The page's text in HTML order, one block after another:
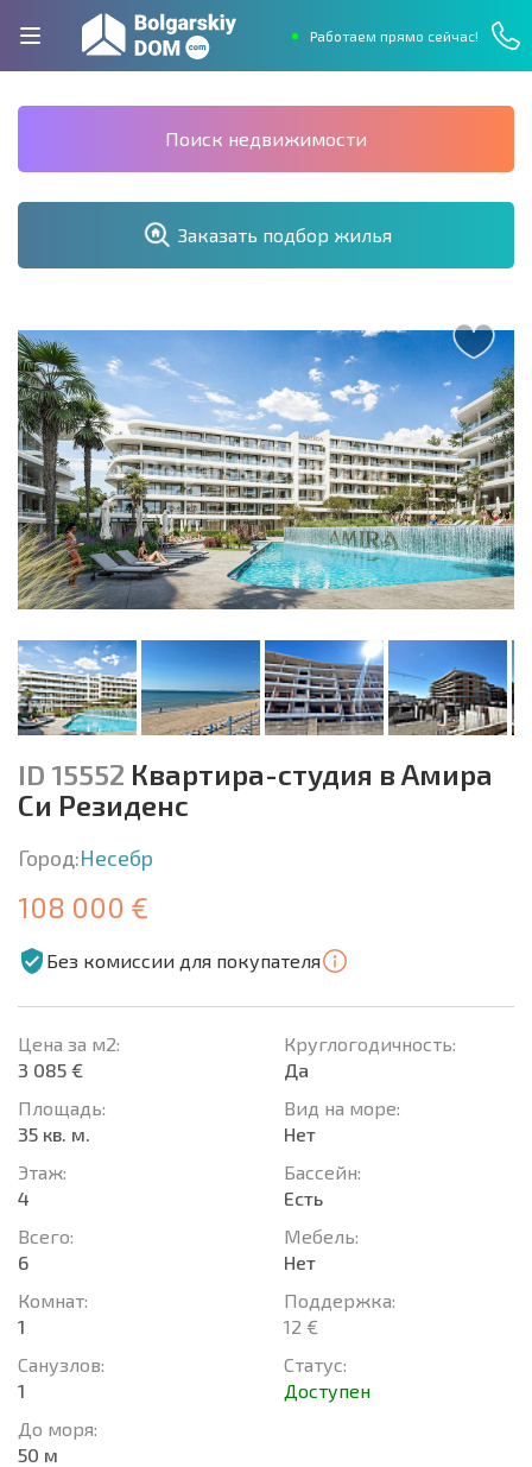
Работаем прямо сейчас!
Поиск недвижимости
Заказать подбор жилья
ID 15552 Квартира-студия в Амира
Си Резиденс
Город:Несебр
108 000 €
Без комиссии для покупателя
Цена за м2:
3 085 €
Площадь:
35 кв. м.
Этаж:
4
Всего:
6
Комнат:
1
Санузлов:
1
До моря:
50 м
Круглогодичность:
Да
Вид на море:
Нет
Басcейн:
Есть
Мебель:
Нет
Поддержка:
12 €
Статус:
Доступен